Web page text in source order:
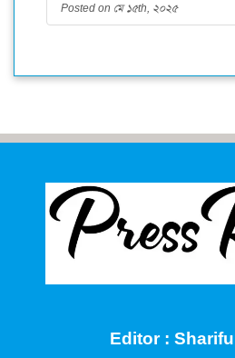
Posted on মে ১৫th, ২০২৫
Editor :